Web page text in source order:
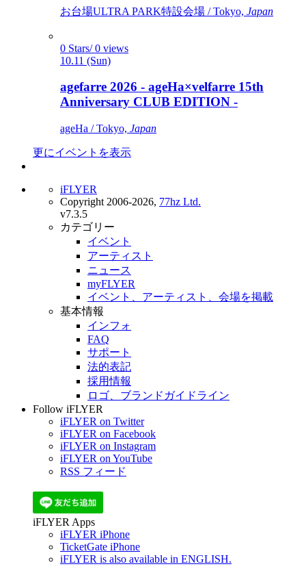
お台場ULTRA PARK特設会場 / Tokyo, Japan
0 Stars/ 0 views
10.11 (Sun)
agefarre 2026 - ageHa×velfarre 15th
Anniversary CLUB EDITION -
ageHa / Tokyo, Japan
更にイベントを表示
iFLYER
Copyright 2006-2026, 77hz Ltd.
v7.3.5
カテゴリー
イベント
アーティスト
ニュース
myFLYER
イベント、アーティスト、会場を掲載
基本情報
インフォ
FAQ
サポート
法的表記
採用情報
ロゴ、ブランドガイドライン
Follow iFLYER
iFLYER on Twitter
iFLYER on Facebook
iFLYER on Instagram
iFLYER on YouTube
RSS フィード
iFLYER Apps
iFLYER iPhone
TicketGate iPhone
iFLYER is also available in ENGLISH.